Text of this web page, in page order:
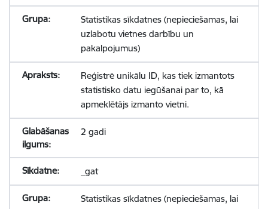
Statistikas sīkdatnes (nepieciešamas, lai
uzlabotu vietnes darbību un
pakalpojumus)
Reģistrē unikālu ID, kas tiek izmantots
statistisko datu iegūšanai par to, kā
apmeklētājs izmanto vietni.
2 gadi
_gat
Statistikas sīkdatnes (nepieciešamas, lai